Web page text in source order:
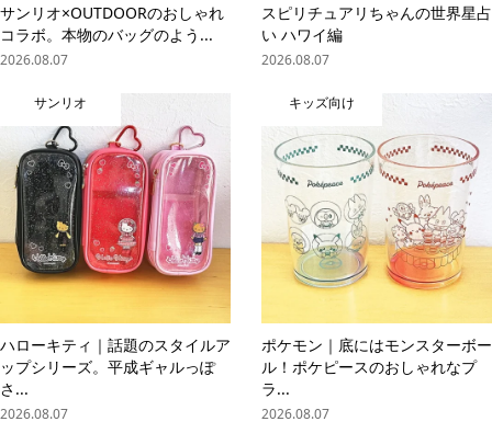
サンリオ×OUTDOORのおしゃれ
コラボ。本物のバッグのよう...
2026.08.07
スピリチュアリちゃんの世界星占
い ハワイ編
2026.08.07
サンリオ
ハローキティ｜話題のスタイルア
ップシリーズ。平成ギャルっぽ
さ...
2026.08.07
キッズ向け
ポケモン｜底にはモンスターボー
ル！ポケピースのおしゃれなプ
ラ...
2026.08.07